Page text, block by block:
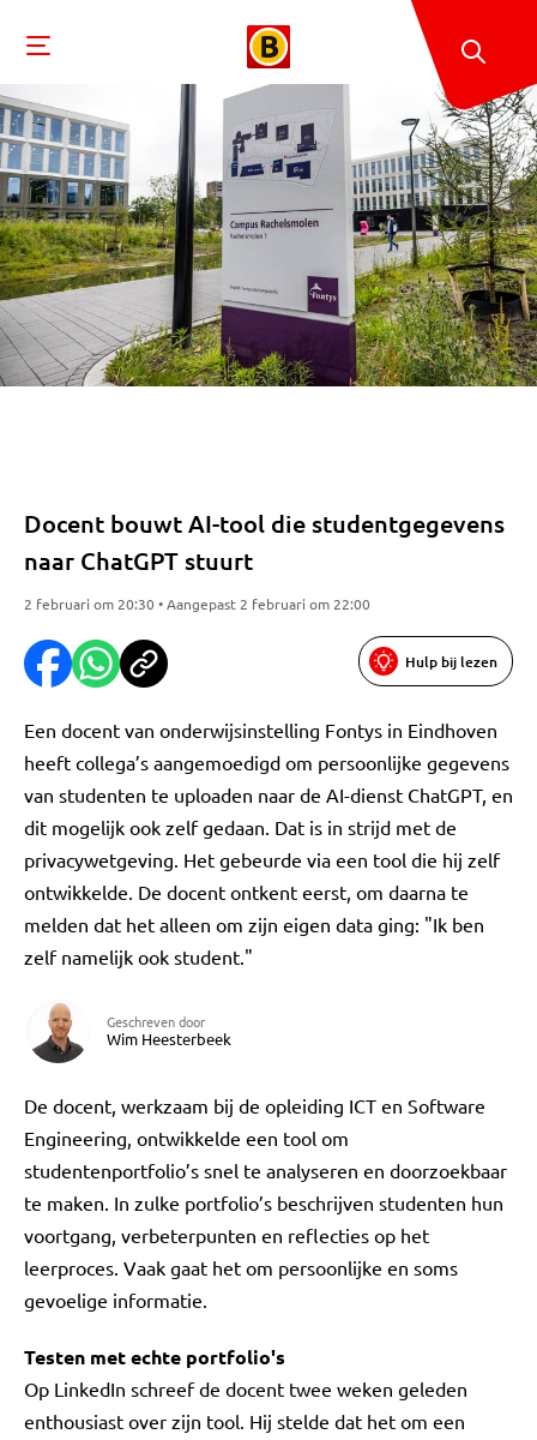
Docent bouwt AI-tool die studentgegevens
naar ChatGPT stuurt
2 februari om 20:30 • Aangepast 2 februari om 22:00
Hulp bij lezen
Een docent van onderwijsinstelling Fontys in Eindhoven
heeft collega’s aangemoedigd om persoonlijke gegevens
van studenten te uploaden naar de AI-dienst ChatGPT, en
dit mogelijk ook zelf gedaan. Dat is in strijd met de
privacywetgeving. Het gebeurde via een tool die hij zelf
ontwikkelde. De docent ontkent eerst, om daarna te
melden dat het alleen om zijn eigen data ging: "Ik ben
zelf namelijk ook student."
Geschreven door
Wim Heesterbeek
De docent, werkzaam bij de opleiding ICT en Software
Engineering, ontwikkelde een tool om
studentenportfolio’s snel te analyseren en doorzoekbaar
te maken. In zulke portfolio’s beschrijven studenten hun
voortgang, verbeterpunten en reflecties op het
leerproces. Vaak gaat het om persoonlijke en soms
gevoelige informatie.
Testen met echte portfolio's
Op LinkedIn schreef de docent twee weken geleden
enthousiast over zijn tool. Hij stelde dat het om een